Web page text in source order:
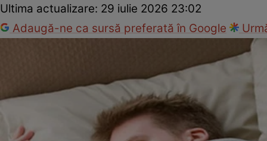
Ultima actualizare: 29 iulie 2026 23:02
Adaugă-ne ca sursă preferată în Google